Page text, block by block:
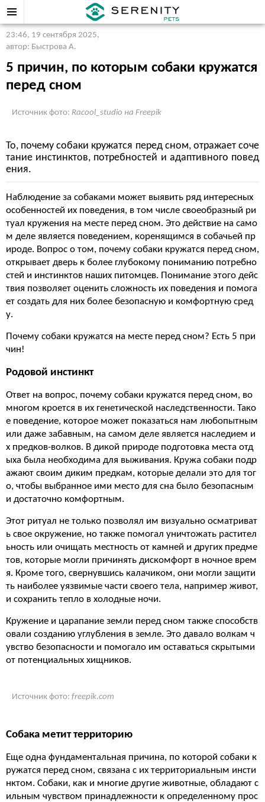
23:46, 19 сентября 2025,
автор: Быстрова А.
5 причин, по которым собаки кружатся
перед сном
Источник фото: Racool_studio на Freepik
То, почему собаки кружатся перед сном, отражает соче
тание инстинктов, потребностей и адаптивного повед
ения.
Наблюдение за собаками может выявить ряд интересных
особенностей их поведения, в том числе своеобразный ри
туал кружения на месте перед сном. Это действие на само
м деле является поведением, коренящимся в собачьей пр
ироде. Вопрос о том, почему собаки кружатся перед сном,
открывает дверь к более глубокому пониманию потребно
стей и инстинктов наших питомцев. Понимание этого дейс
твия позволяет оценить сложность их поведения и помога
ет создать для них более безопасную и комфортную сред
у.
Почему собаки кружатся на месте перед сном? Есть 5 при
чин!
Родовой инстинкт
Ответ на вопрос, почему собаки кружатся перед сном, во
многом кроется в их генетической наследственности. Тако
е поведение, которое может показаться нам любопытным
или даже забавным, на самом деле является наследием и
х предков-волков. В дикой природе подготовка места отд
ыха была необходима для выживания. Кружа собаки подр
ажают своим диким предкам, которые делали это для тог
о, чтобы выбранное ими место для сна было безопасным
и достаточно комфортным.
Этот ритуал не только позволял им визуально осматриват
ь свое окружение, но также помогал уничтожать растител
ьность или очищать местность от камней и других предме
тов, которые могли причинять дискомфорт в ночное врем
я. Кроме того, свернувшись калачиком, они могли защити
ть наиболее уязвимые части своего тела, например живот,
и сохранить тепло в холодные ночи.
Кружение и царапание земли перед сном также способств
овали созданию углубления в земле. Это давало волкам ч
увство безопасности и помогало им оставаться скрытыми
от потенциальных хищников.
Источник фото: freepik.com
Собака метит территорию
Еще одна фундаментальная причина, по которой собаки к
ружатся перед сном, связана с их территориальным инсти
нктом. Собаки, как и многие другие животные, обладают с
ильным чувством принадлежности к определенному прос